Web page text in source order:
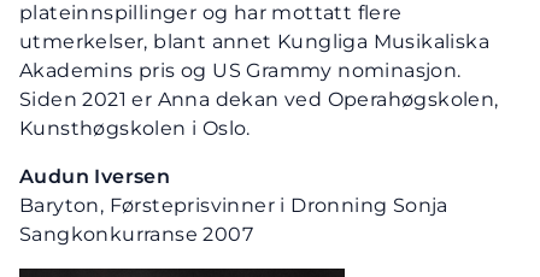
plateinnspillinger og har mottatt flere
utmerkelser, blant annet Kungliga Musikaliska
Akademins pris og US Grammy nominasjon.
Siden 2021 er Anna dekan ved Operahøgskolen,
Kunsthøgskolen i Oslo.
Audun Iversen
Baryton, Førsteprisvinner i Dronning Sonja
Sangkonkurranse 2007